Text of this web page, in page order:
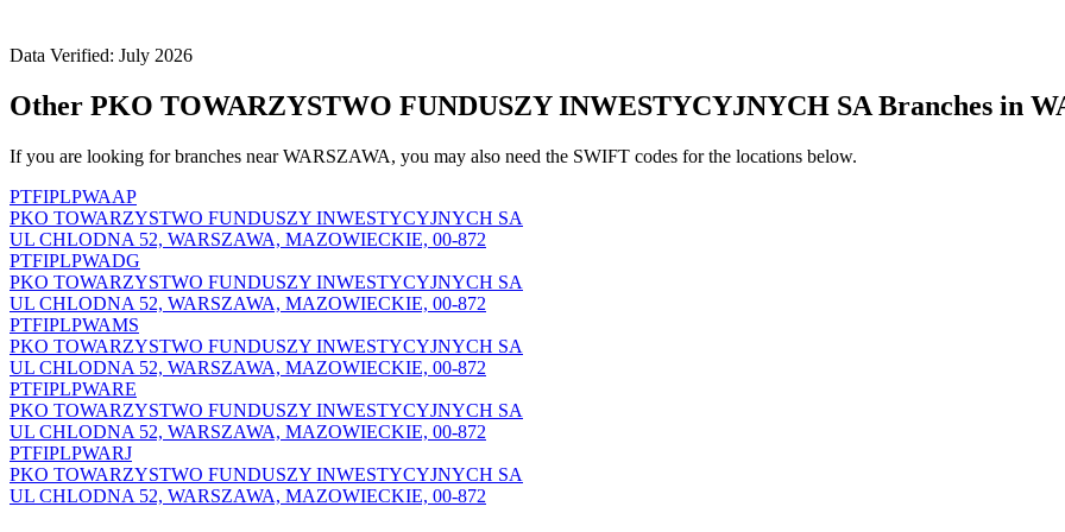
Data Verified: July 2026
Other PKO TOWARZYSTWO FUNDUSZY INWESTYCYJNYCH SA Branches in
If you are looking for branches near WARSZAWA, you may also need the SWIFT codes for the locations below.
PTFIPLPWAAP
PKO TOWARZYSTWO FUNDUSZY INWESTYCYJNYCH SA
UL CHLODNA 52, WARSZAWA, MAZOWIECKIE, 00-872
PTFIPLPWADG
PKO TOWARZYSTWO FUNDUSZY INWESTYCYJNYCH SA
UL CHLODNA 52, WARSZAWA, MAZOWIECKIE, 00-872
PTFIPLPWAMS
PKO TOWARZYSTWO FUNDUSZY INWESTYCYJNYCH SA
UL CHLODNA 52, WARSZAWA, MAZOWIECKIE, 00-872
PTFIPLPWARE
PKO TOWARZYSTWO FUNDUSZY INWESTYCYJNYCH SA
UL CHLODNA 52, WARSZAWA, MAZOWIECKIE, 00-872
PTFIPLPWARJ
PKO TOWARZYSTWO FUNDUSZY INWESTYCYJNYCH SA
UL CHLODNA 52, WARSZAWA, MAZOWIECKIE, 00-872